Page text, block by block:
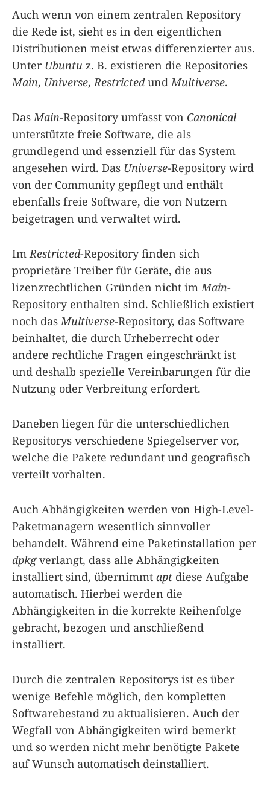
Auch wenn von einem zentralen Repository
die Rede ist, sieht es in den eigentlichen
Distributionen meist etwas differenzierter aus.
Unter Ubuntu z. B. existieren die Repositories
Main, Universe,RestrictedundMultiverse.
DasMain-Repository umfasst von Canonical
unterstützte freie Software, die als
grundlegend und essenziell für das System
angesehen wird. Das Universe-Repository wird
von der Community gepflegt und enthält
ebenfalls freie Software, die von Nutzern
beigetragen und verwaltet wird.
ImRestricted-Repository finden sich
proprietäre Treiber für Geräte, die aus
lizenzrechtlichen Gründen nicht imMain-
Repository enthalten sind. Schließlich existiert
noch dasMultiverse-Repository, das Software
beinhaltet, die durch Urheberrecht oder
andere rechtliche Fragen eingeschränkt ist
und deshalb spezielle Vereinbarungen für die
Nutzung oder Verbreitung erfordert.
Daneben liegen für die unterschiedlichen
Repositorys verschiedene Spiegelserver vor,
welche die Pakete redundant und geografisch
verteilt vorhalten.
Auch Abhängigkeiten werden von High-Level-
Paketmanagern wesentlich sinnvoller
behandelt. Während eine Paketinstallation per
dpkgverlangt, dass alle Abhängigkeiten
installiert sind, übernimmt apt diese Aufgabe
automatisch. Hierbei werden die
Abhängigkeiten in die korrekte Reihenfolge
gebracht, bezogen und anschließend
installiert.
Durch die zentralen Repositorys ist es über
wenige Befehle möglich, den kompletten
Softwarebestand zu aktualisieren. Auch der
Wegfall von Abhängigkeiten wird bemerkt
und so werden nicht mehr benötigte Pakete
auf Wunsch automatisch deinstalliert.